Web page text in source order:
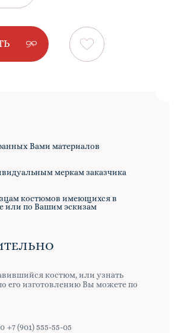
Вами материалов
меркам заказчика
костюмов имеющихся в
или по Вашим эскизам
костюм, или узнать
его изготовлению Вы можете по
+7 (901) 555-55-05